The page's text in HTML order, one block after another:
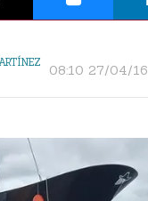
08:10 27/04/16